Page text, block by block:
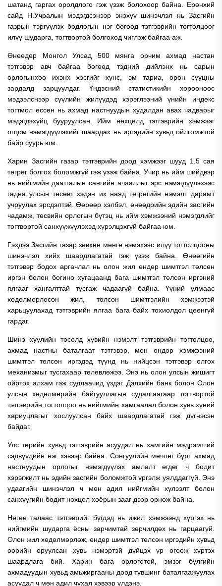
шатанд гаргах оролдлого гэж үзэж болохоор байна. Ерөнхий
сайд Н.Учралын мэдэгдсэнээр энэхүү шинэчлэл нь Засгийн
газрын тэргүүлэх бодлогын нэг бөгөөд тэтгэврийн тогтолцоог
илүү шударга, тогтвортой болгоход чиглэж байгаа аж.
Өнөөдөр Монгол Улсад 500 мянга орчим ахмад настан
тэтгэвэр авч байгаа бөгөөд тэдний дийлэнх нь сарын
орлогынхоо ихэнх хэсгийг хүнс, эм тариа, орон сууцны
зардалд зарцуулдаг. Үндэсний статистикийн хорооноос
мэдээлснээр сүүлийн жилүүдэд хэрэглээний үнийн индекс
тогтмол өссөн нь ахмад настнуудын худалдан авах чадварыг
мэдэгдэхүйц бууруулсан. Ийм нөхцөлд тэтгэврийн хэмжээг
огцом нэмэгдүүлэхийг шаардах нь иргэдийн хувьд ойлгомжтой
байр суурь юм.
Харин Засгийн газар тэтгэврийн доод хэмжээг шууд 1.5 сая
төгрөг болгох боломжгүй гэж үзэж байна. Учир нь ийм шийдвэр
нь нийгмийн даатгалын сангийн ачааллыг эрс нэмэгдүүлэхээс
гадна улсын төсөвт хэдэн их наяд төгрөгийн нэмэлт дарамт
учруулах эрсдэлтэй. Өөрөөр хэлбэл, өнөөдрийн эдийн засгийн
чадамж, төсвийн орлогын бүтэц нь ийм хэмжээний нэмэгдлийг
тогтвортой санхүүжүүлэхэд хүрэлцэхгүй байгаа юм.
Гэхдээ Засгийн газар зөвхөн мөнгө нэмэхээс илүү тогтолцооны
шинэчлэл хийх шаардлагатай гэж үзэж байна. Өнөөгийн
тэтгэвэр бодох аргачлал нь олон жил өндөр шимтгэл төлсөн
иргэн болон богино хугацаанд бага шимтгэл төлсөн иргэний
ялгааг хангалттай тусгаж чадаагүй байна. Үүний улмаас
хөдөлмөрлөсөн жил, төлсөн шимтгэлийн хэмжээтэй
харьцуулахад тэтгэврийн ялгаа бага байх тохиолдол цөөнгүй
гардаг.
Шинэ хуулийн төсөлд хувийн нэмэлт тэтгэврийн тогтолцоо,
ахмад настны баталгаат тэтгэвэр, мөн өндөр хэмжээний
шимтгэл төлсөн иргэдэд түүнд нь нийцсэн тэтгэвэр олгох
механизмыг тусгахаар төлөвлөжээ. Энэ нь олон улсын жишигт
ойртох алхам гэж судлаачид үздэг. Дэлхийн банк болон Олон
улсын хөдөлмөрийн байгууллагын судалгаагаар тогтвортой
тэтгэврийн тогтолцоо нь нийгмийн хамгаалал болон хувь хүний
хариуцлагыг хослуулсан байх шаардлагатай гэж дүгнэсэн
байдаг.
Улс төрийн хувьд тэтгэврийн асуудал нь хамгийн мэдрэмтгий
сэдвүүдийн нэг хэвээр байна. Сонгуулийн мөчлөг бүрт ахмад
настнуудын орлогыг нэмэгдүүлэх амлалт өгдөг ч бодит
хэрэгжилт нь эдийн засгийн боломжтой үргэлж уялддаггүй. Энэ
удаагийн шинэчлэл ч мөн адил нийгмийн хүлээлт болон
санхүүгийн бодит нөхцөл хоёрын зааг дээр өрнөж байна.
Нөгөө талаас тэтгэврийг бүгдэд нь ижил хэмжээнд хүргэх нь
нийгмийн шударга ёсны зарчимтай зөрчилдөх нь гарцаагүй.
Олон жил хөдөлмөрлөж, өндөр шимтгэл төлсөн иргэдийн хувьд
өөрийн оруулсан хувь нэмэртэй дүйцэх үр өгөөж хүртэх
шаардлага бий. Харин бага орлоготой, эмзэг бүлгийн
ахмадуудын хувьд амьжиргааны доод түвшинг баталгаажуулах
асуудал ч мөн адил чухал хэвээр үлдэнэ.